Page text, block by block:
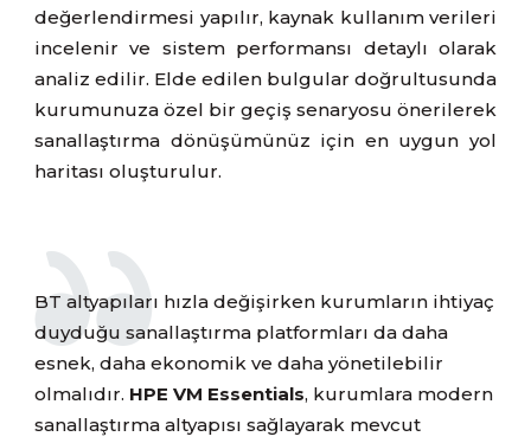
değerlendirmesi yapılır, kaynak kullanım verileri
incelenir ve sistem performansı detaylı olarak
analiz edilir. Elde edilen bulgular doğrultusunda
kurumunuza özel bir geçiş senaryosu önerilerek
sanallaştırma dönüşümünüz için en uygun yol
haritası oluşturulur.
BT altyapıları hızla değişirken kurumların ihtiyaç
duyduğu sanallaştırma platformları da daha
esnek, daha ekonomik ve daha yönetilebilir
olmalıdır. HPE VM Essentials, kurumlara modern
sanallaştırma altyapısı sağlayarak mevcut